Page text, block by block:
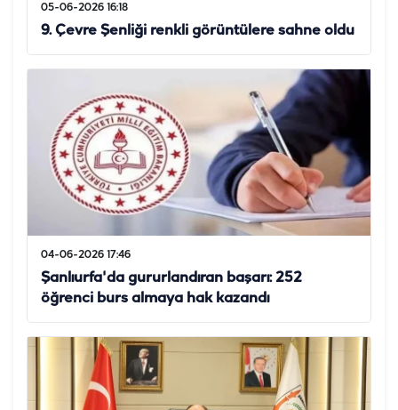
05-06-2026 16:18
9. Çevre Şenliği renkli görüntülere sahne oldu
04-06-2026 17:46
Şanlıurfa'da gururlandıran başarı: 252
öğrenci burs almaya hak kazandı